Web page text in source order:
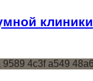
клиники